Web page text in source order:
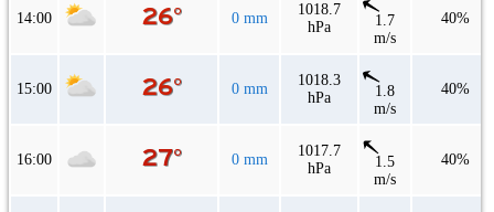
14:00 0 mm
1018.7
hPa
1.7
m/s
40%
15:00 0 mm
1018.3
hPa
1.8
m/s
40%
16:00 0 mm
1017.7
hPa
1.5
m/s
40%